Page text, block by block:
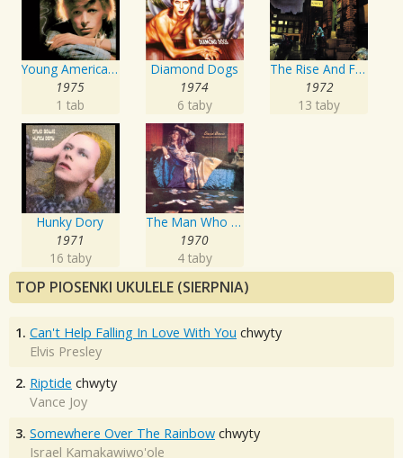
Young Americans
1975
1 tab
Diamond Dogs
1974
6 taby
The Rise And Fall Of Ziggy Stardust And The Spiders From Mars
1972
13 taby
Hunky Dory
1971
16 taby
The Man Who Sold The World
1970
4 taby
TOP PIOSENKI UKULELE (SIERPNIA)
1. Can't Help Falling In Love With You chwyty
Elvis Presley
2. Riptide chwyty
Vance Joy
3. Somewhere Over The Rainbow chwyty
Israel Kamakawiwo'ole